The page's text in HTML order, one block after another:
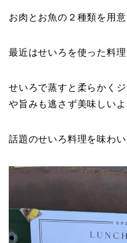
お肉とお魚の２種類を用意
最近はせいろを使った料
せいろで蒸すと柔らかく
や旨みも逃さず美味しいよ
話題のせいろ料理を味わい